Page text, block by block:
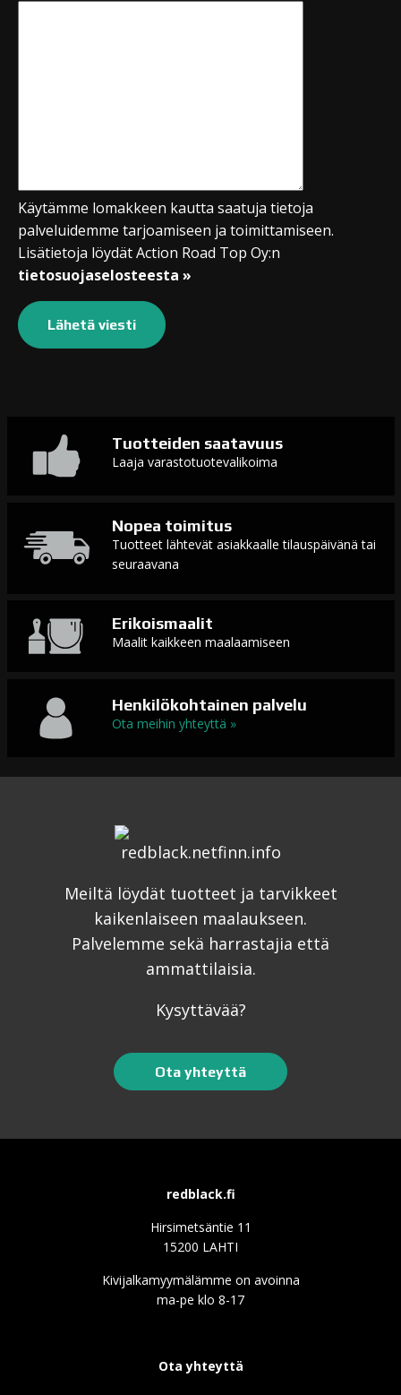
Käytämme lomakkeen kautta saatuja tietoja
palveluidemme tarjoamiseen ja toimittamiseen.
Lisätietoja löydät Action Road Top Oy:n
tietosuojaselosteesta »
Tuotteiden saatavuus
Laaja varastotuotevalikoima
Nopea toimitus
Tuotteet lähtevät asiakkaalle tilauspäivänä tai
seuraavana
Erikoismaalit
Maalit kaikkeen maalaamiseen
Henkilökohtainen palvelu
Ota meihin yhteyttä »
Meiltä löydät tuotteet ja tarvikkeet
kaikenlaiseen maalaukseen.
Palvelemme sekä harrastajia että
ammattilaisia.
Kysyttävää?
Ota yhteyttä
redblack.fi
Hirsimetsäntie 11
15200 LAHTI
Kivijalkamyymälämme on avoinna
ma-pe klo 8-17
Ota yhteyttä